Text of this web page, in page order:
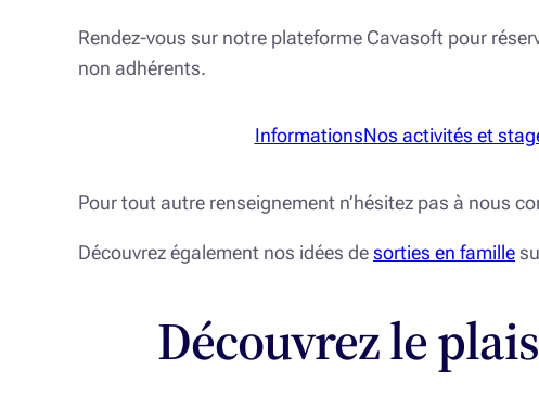
Rendez-vous sur notre plateforme Cavasoft pour
non adhérents.
InformationsNos activités et
Pour tout autre renseignement n’hésitez pas à nous
Découvrez également nos idées desorties en famille
Découvrez le